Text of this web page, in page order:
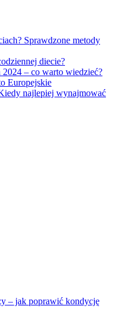
Sprawdzone metody
diecie?
– co warto wiedzieć?
Europejskie
najlepiej wynajmować